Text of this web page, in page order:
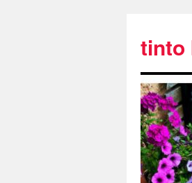
tinto